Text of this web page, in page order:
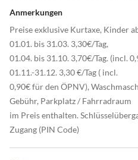
Anmerkungen
Preise exklusive Kurtaxe, Kinder
01.01. bis 31.03. 3,30€/Tag,
01.04. bis 31.10. 3,70€/Tag. (incl.
01.11.-31.12. 3,30 €/Tag ( incl.
0,90€ für den ÖPNV),
Gebühr, Parkplatz / Fahrradraum
im Preis enthalten.
Zugang (PIN Code)